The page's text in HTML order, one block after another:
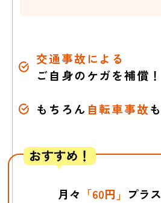
相手にケガをさせ
交通事故による
ご自身のケガを補償！
もちろん 自転車事故
月々 「60円」 プラ